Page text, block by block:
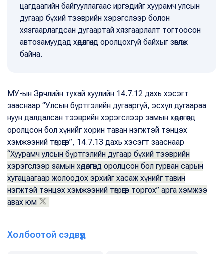
цагдаагийн байгууллагаас иргэдийг хуурамч улсын
дугаар бүхий тээврийн хэрэгслээр болон
хязгаарлагдсан дугаартай хязгаарлалт тогтоосон
автозамуудад хөдөлгөөнд оролцохгүй байхыг зөвлөж
байна.
МУ-ын Зөрчлийн тухай хуулийн 14.7.12 дахь хэсэгт
зааснаар “Улсын бүртгэлийн дугааргүй, эсхүл дугаараа
нуун далдалсан тээврийн хэрэгслээр замын хөдөлгөөнд
оролцсон бол хүнийг хорин таван нэгжтэй тэнцэх
хэмжээний төгрөгөөр”, 14.7.13 дахь хэсэгт зааснаар
“Хуурамч улсын бүртгэлийн дугаар бүхий тээврийн
хэрэгслээр замын хөдөлгөөнд оролцсон бол гурван сарын
хугацаагаар жолоодох эрхийг хасаж хүнийг тавин
нэгжтэй тэнцэх хэмжээний төгрөгөөр торгох” арга хэмжээ
авах юм
Холбоотой сэдвүүд